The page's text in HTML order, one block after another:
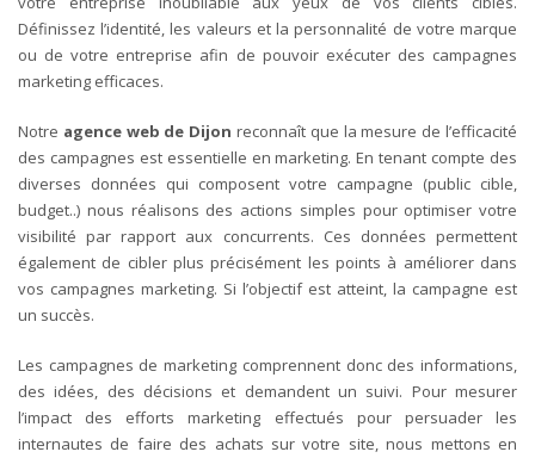
Définissez l’identité, les valeurs et la personnalité de votre marque
ou de votre entreprise afin de pouvoir exécuter des campagnes
marketing efficaces.
Notre agence web de Dijon reconnaît que la mesure de l’efficacité
des campagnes est essentielle en marketing. En tenant compte des
diverses données qui composent votre campagne (public cible,
budget..) nous réalisons des actions simples pour optimiser votre
visibilité par rapport aux concurrents. Ces données permettent
également de cibler plus précisément les points à améliorer dans
vos campagnes marketing. Si l’objectif est atteint, la campagne est
un succès.
Les campagnes de marketing comprennent donc des informations,
des idées, des décisions et demandent un suivi. Pour mesurer
l’impact des efforts marketing effectués pour persuader les
internautes de faire des achats sur votre site, nous mettons en